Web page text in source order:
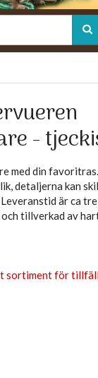
-
med din
detaljerna kan
är ca
och tillverkad av
sortiment för